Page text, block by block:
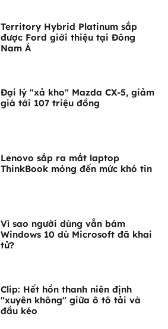
Territory Hybrid Platinum sắp
được Ford giới thiệu tại Đông
Nam Á
Đại lý "xả kho" Mazda CX-5, giảm
giá tới 107 triệu đồng
Lenovo sắp ra mắt laptop
ThinkBook mỏng đến mức khó tin
Vì sao người dùng vẫn bám
Windows 10 dù Microsoft đã khai
tử?
Clip: Hết hồn thanh niên định
"xuyên không" giữa ô tô tải và
đầu kéo